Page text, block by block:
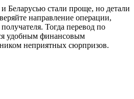
Беларусью стали проще, но детали
направление операции,
Тогда перевод по
удобным финансовым
неприятных сюрпризов.